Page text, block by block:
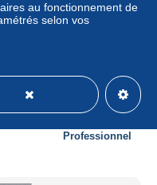
Professionnel
au fonctionnement de
selon vos